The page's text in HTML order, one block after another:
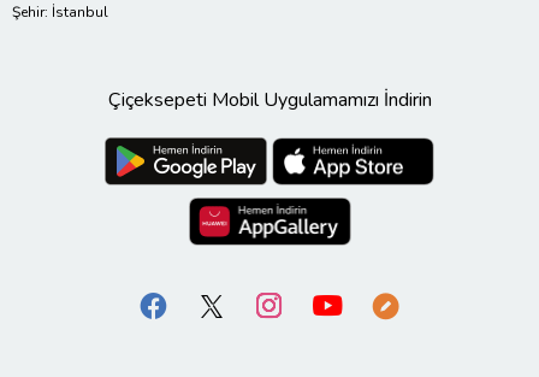
Şehir: İstanbul
Çiçeksepeti Mobil Uygulamamızı İndirin